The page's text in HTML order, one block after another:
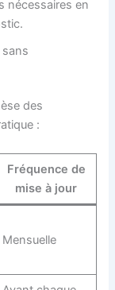
nécessaires en
sans
des
:
Fréquence de
mise à jour
Mensuelle